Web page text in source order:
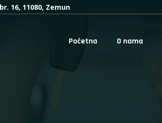
16, 11080, Zemun
Početna O nama